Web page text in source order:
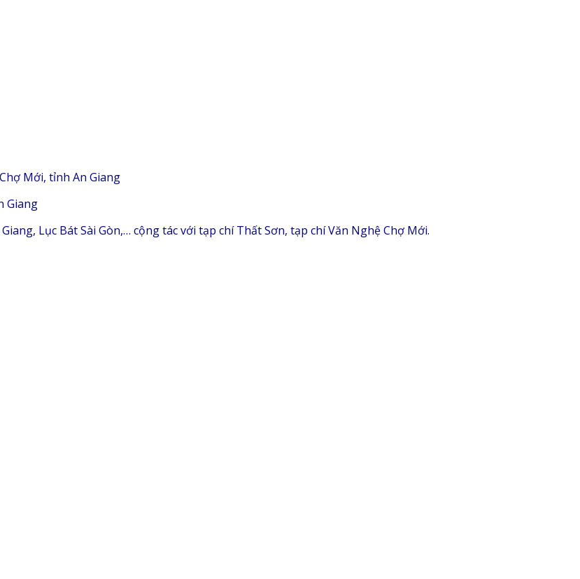
Mới, tỉnh An Giang
Giang
Lục Bát Sài Gòn,… cộng tác với tạp chí Thất Sơn, tạp chí Văn Nghệ Chợ Mới.